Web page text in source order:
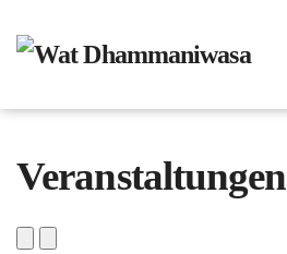
Zum Hauptinhalt springen
Veranstaltungen